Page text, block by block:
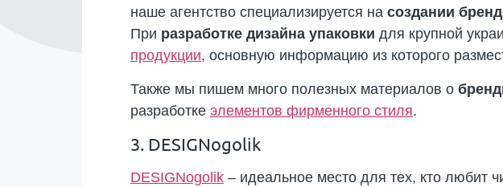
наше агентство специализируется на создании
При разработке дизайна упаковки для крупной
продукции, основную информацию из которого
Также мы пишем много полезных материалов о
разработке элементов фирменного стиля.
3. DESIGNogolik
DESIGNogolik – идеальное место для тех, кто любит